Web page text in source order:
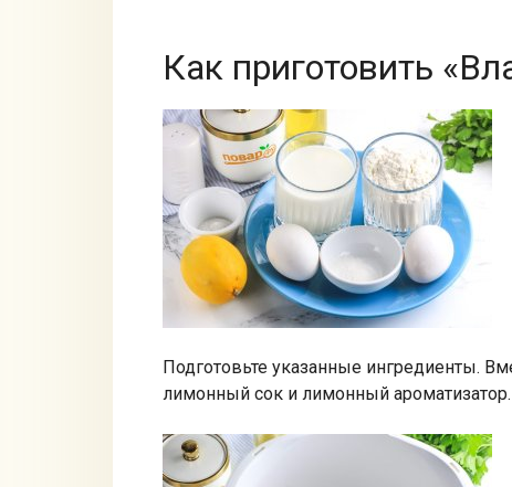
Как приготовить
Подготовьте указанные ингредиенты.
лимонный сок и лимонный ароматизатор.